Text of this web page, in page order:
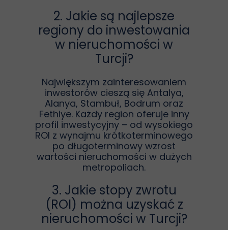
2. Jakie są najlepsze
regiony do inwestowania
w nieruchomości w
Turcji?
Największym zainteresowaniem
inwestorów cieszą się Antalya,
Alanya, Stambuł, Bodrum oraz
Fethiye. Każdy region oferuje inny
profil inwestycyjny – od wysokiego
ROI z wynajmu krótkoterminowego
po długoterminowy wzrost
wartości nieruchomości w dużych
metropoliach.
3. Jakie stopy zwrotu
(ROI) można uzyskać z
nieruchomości w Turcji?